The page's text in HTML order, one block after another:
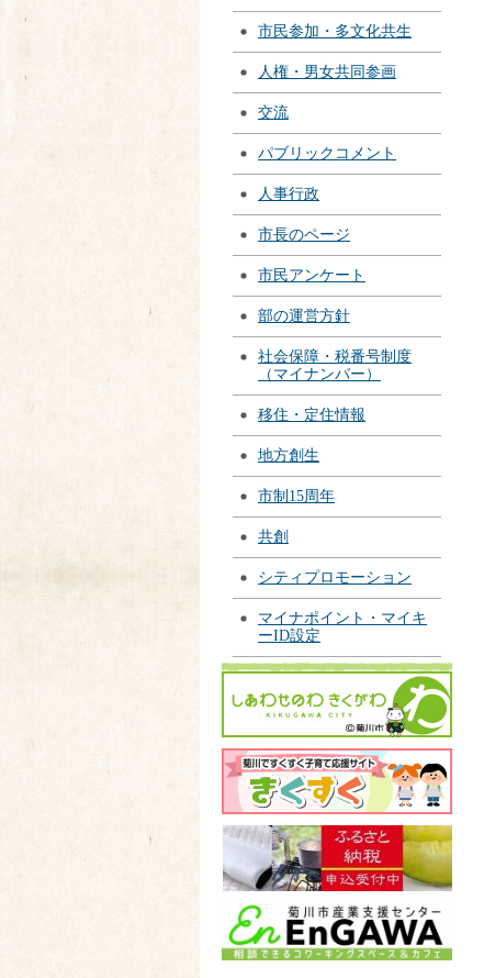
市民参加・多文化共生
人権・男女共同参画
交流
パブリックコメント
人事行政
市長のページ
市民アンケート
部の運営方針
社会保障・税番号制度
（マイナンバー）
移住・定住情報
地方創生
市制15周年
共創
シティプロモーション
マイナポイント・マイキ
ーID設定